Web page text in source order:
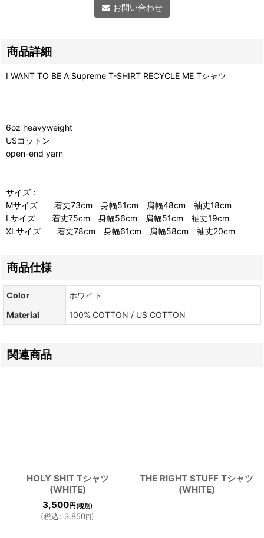
お問い合わせ
商品詳細
I WANT TO BE A Supreme T-SHIRT RECYCLE ME Tシャツ
6oz heavyweight
USコットン
open-end yarn
サイズ：
Mサイズ 着丈73cm 身幅51cm 肩幅48cm 袖丈18cm
Lサイズ 着丈75cm 身幅56cm 肩幅51cm 袖丈19cm
XLサイズ 着丈78cm 身幅61cm 肩幅58cm 袖丈20cm
商品仕様
Color
ホワイト
Material
100% COTTON / US COTTON
関連商品
HOLY SHIT Tシャツ
(WHITE)
3,500円 (税別)
(税込: 3,850円)
THE RIGHT STUFF Tシャツ
(WHITE)